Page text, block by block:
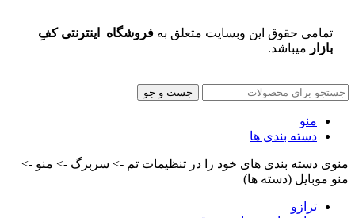
تمامی حقوق این وبسایت متعلق به فروشگاه اینترنتی کفِ
بازار میباشد.
جست و جو
منو
دسته بندی ها
منوی دسته بندی های خود را در تنظیمات تم -> سربرگ -> منو ->
منو موبایل (دسته ها)
ترازو